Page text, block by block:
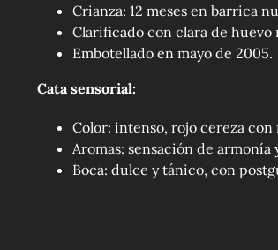
Crianza: 12 meses en barrica
Clarificado con clara de huevo
Embotellado en mayo de 2005.
Cata sensorial:
Color: intenso, rojo cereza
Aromas: sensación de
Boca: dulce y tánico, con